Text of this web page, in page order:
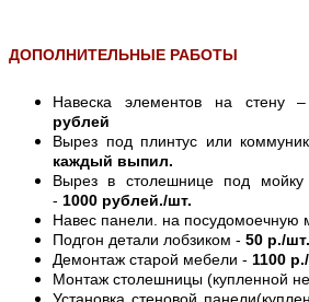
ДОПОЛНИТЕЛЬНЫЕ РАБОТЫ
Навеска элементов на стену
рублей
Вырез под плинтус или
каждый выпил.
Вырез в столешнице под
- 1000 рублей./шт.
Навес панели. на посудомоечную
Подгон детали лобзиком - 50 р./шт.
Демонтаж старой мебели - 1100
Монтаж столешницы (купленной
Установка стеновой